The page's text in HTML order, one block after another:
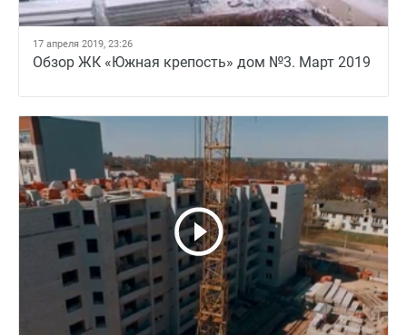
17 апреля 2019, 23:26
Обзор ЖК «Южная крепость» дом №3. Март 2019